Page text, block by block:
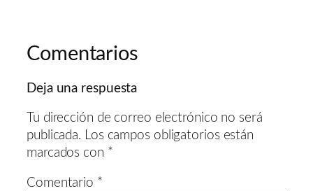
Comentarios
Deja una respuesta
Tu dirección de correo electrónico no será
publicada. Los campos obligatorios están
marcados con *
Comentario *